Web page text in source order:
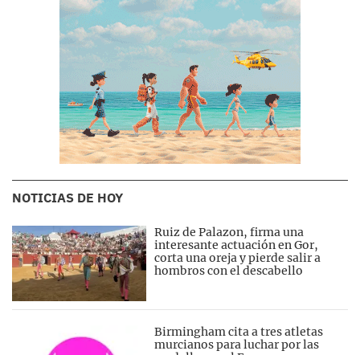
NOTICIAS DE HOY
Ruiz de Palazon, firma una
interesante actuación en Gor,
corta una oreja y pierde salir a
hombros con el descabello
Birmingham cita a tres atletas
murcianos para luchar por las